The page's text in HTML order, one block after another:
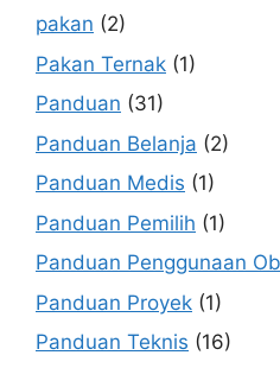
pakan (2)
Pakan Ternak (1)
Panduan (31)
Panduan Belanja (2)
Panduan Medis (1)
Panduan Pemilih (1)
Panduan Penggunaan
Panduan Proyek (1)
Panduan Teknis (16)